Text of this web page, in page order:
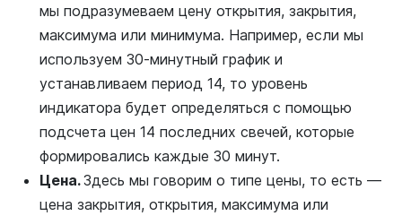
мы подразумеваем цену открытия, закрытия,
максимума или минимума. Например, если мы
используем 30-минутный график и
устанавливаем период 14, то уровень
индикатора будет определяться с помощью
подсчета цен 14 последних свечей, которые
формировались каждые 30 минут.
Цена.Здесь мы говорим о типе цены, то есть —
цена закрытия, открытия, максимума или